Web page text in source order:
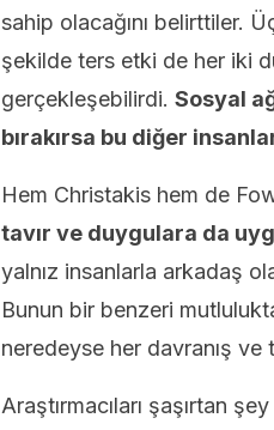
sahip olacağını belirttiler.
şekilde ters etki de her iki
gerçekleşebilirdi. Sosyal
bırakırsa bu diğer
Hem Christakis hem de
tavır ve duygulara da
yalnız insanlarla arkadaş
Bunun bir benzeri
neredeyse her davranış ve
Araştırmacıları şaşırtan